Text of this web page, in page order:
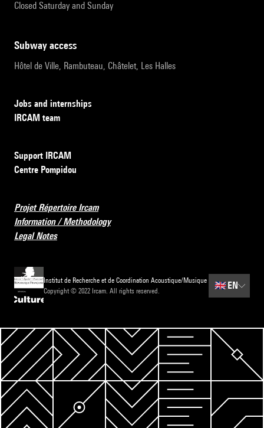
Closed Saturday and Sunday
subway access
Hôtel de Ville, Rambuteau, Châtelet, Les Halles
Jobs and internships
IRCAM team
Support IRCAM
Centre Pompidou
Projet Répertoire Ircam
Information / Methodology
Legal Notes
Institut de Recherche et de Coordination Acoustique/Musique
Copyright © 2022 Ircam. All rights reserved.
🇬🇧 EN